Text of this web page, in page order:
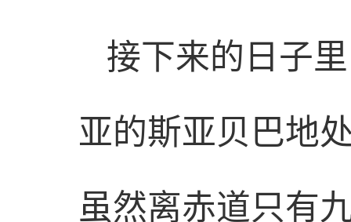
接下来的日子
亚的斯亚贝巴地
虽然离赤道只有